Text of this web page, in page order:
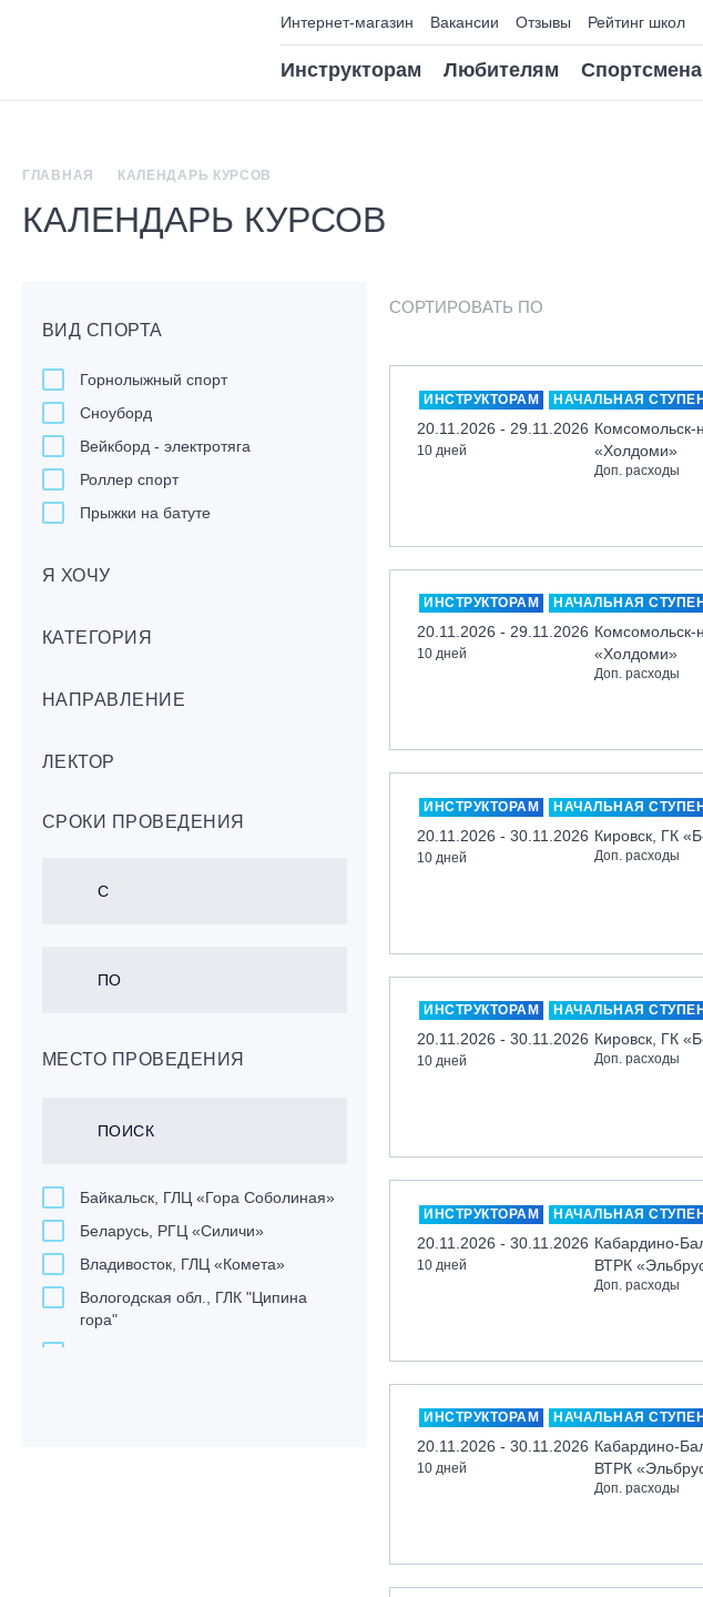
Интернет-магазин Вакансии Отзывы Рейтинг школ
Инструкторам Любителям
ГЛАВНАЯ КАЛЕНДАРЬ КУРСОВ
КАЛЕНДАРЬ КУРСОВ
ВИД СПОРТА
Горнолыжный спорт
Сноуборд
Вейкборд - электротяга
Роллер спорт
Прыжки на батуте
Лонгбординг
бордах
Игровые виды спорта
Мечевой бой
Я ХОЧУ
КАТЕГОРИЯ
НАПРАВЛЕНИЕ
ЛЕКТОР
СРОКИ ПРОВЕДЕНИЯ
МЕСТО ПРОВЕДЕНИЯ
Байкальск, ГЛЦ «Гора Соболиная»
Беларусь, РГЦ «Силичи»
Владивосток, ГЛЦ «Комета»
Вологодская обл., ГЛК "Ципина
гора"
СОРТИРОВАТЬ ПО
ИНСТРУКТОРАМ НАЧАЛЬНАЯ
20.11.2026 - 29.11.2026
10 дней
«Холдоми»
Доп. расходы
ИНСТРУКТОРАМ НАЧАЛЬНАЯ
20.11.2026 - 29.11.2026
10 дней
«Холдоми»
Доп. расходы
ИНСТРУКТОРАМ НАЧАЛЬНАЯ
20.11.2026 - 30.11.2026
10 дней
Кировск, ГК
Доп. расходы
ИНСТРУКТОРАМ НАЧАЛЬНАЯ
20.11.2026 - 30.11.2026
10 дней
Кировск, ГК
Доп. расходы
ИНСТРУКТОРАМ НАЧАЛЬНАЯ
20.11.2026 - 30.11.2026
10 дней
Кабардино-
ВТРК
Доп. расходы
ИНСТРУКТОРАМ НАЧАЛЬНАЯ
20.11.2026 - 30.11.2026
10 дней
Кабардино-
ВТРК
Доп. расходы